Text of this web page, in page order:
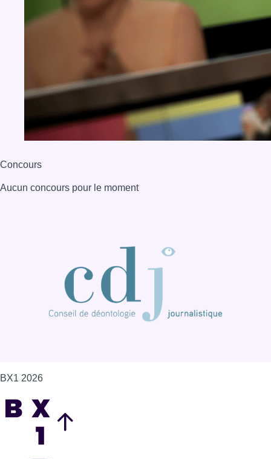
Concours
Aucun concours pour le moment
BX1 2026